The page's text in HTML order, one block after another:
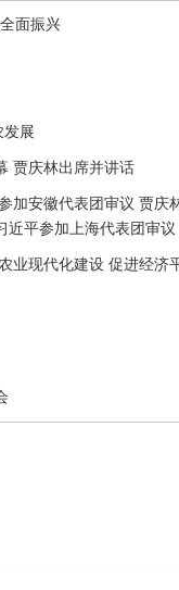
面振兴
发展
贾庆林出席并讲话
加安徽代表团审议 贾庆
近平参加上海代表团审议
业现代化建设 促进经济